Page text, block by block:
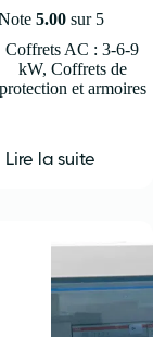
5.00sur 5
Coffrets AC : 3-6-9
kW, Coffrets de
protection et armoires
Lire la suite